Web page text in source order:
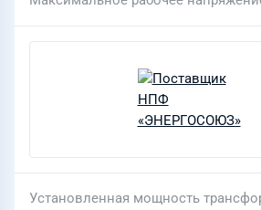
Установленная мощность